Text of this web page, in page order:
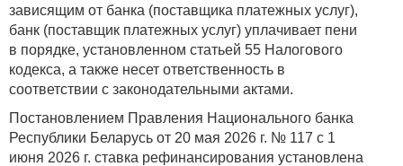
зависящим от банка (поставщика платежных услуг),
банк (поставщик платежных услуг) уплачивает пени
в порядке, установленном статьей 55 Налогового
кодекса, а также несет ответственность в
соответствии с законодательными актами.
Постановлением Правления Национального банка
Республики Беларусь от 20 мая 2026 г. № 117 с 1
июня 2026 г. ставка рефинансирования установлена